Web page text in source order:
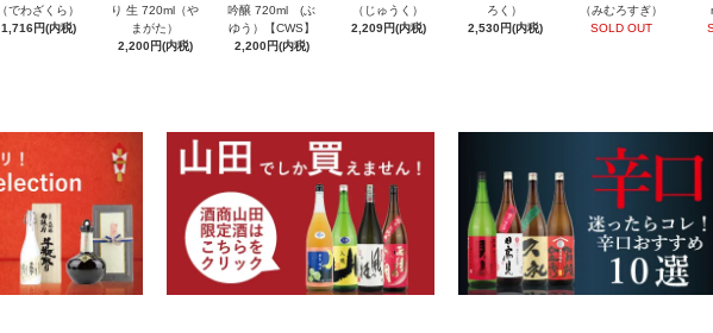
（でわざくら）
1,716円(内税)
り 生 720ml（や
まがた）
2,200円(内税)
吟醸 720ml (ぶ
ゆう）【CWS】
2,200円(内税)
（じゅうく）
2,209円(内税)
ろく）
2,530円(内税)
（みむろすぎ）
SOLD OUT